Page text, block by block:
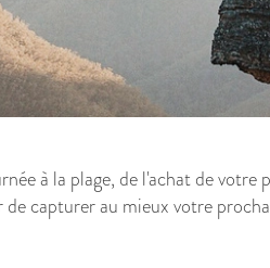
à la plage, de l'achat de
capturer au mieux votre